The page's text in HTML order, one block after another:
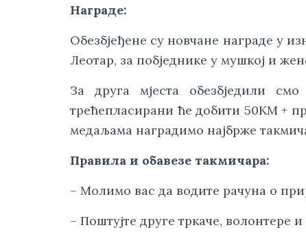
Награде:
Обезбјеђене су новчане награде у
Леотар, за побједнике у мушкој и
За друга мјеста обезбједили
трећепласирани ће добити 50KМ +
медаљама наградимо најбрже
Правила и обавезе такмичара:
– Молимо вас да водите рачуна о
– Поштујте друге тркаче,